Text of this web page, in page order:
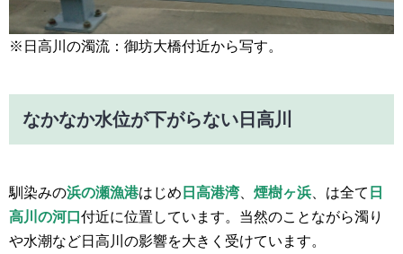
※日高川の濁流：御坊大橋付近から写す。
なかなか水位が下がらない日高川
馴染みの浜の瀬漁港はじめ 日高港湾、 煙樹ヶ浜 、は全て 日
高川の河口 付近に位置しています。当然のことながら濁り
や水潮など日高川の影響を大きく受けています。